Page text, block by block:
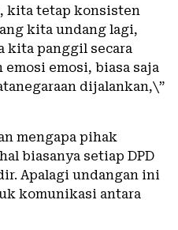
kita tetap konsisten
kita undang lagi,
kita panggil secara
emosi, biasa saja
dijalankan,\”
mengapa pihak
biasanya setiap DPD
Apalagi undangan ini
komunikasi antara